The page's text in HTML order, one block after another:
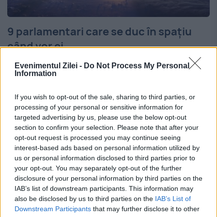
Evenimentul Zilei - Do Not Process My Personal
Information
If you wish to opt-out of the sale, sharing to third parties, or
processing of your personal or sensitive information for
targeted advertising by us, please use the below opt-out
section to confirm your selection. Please note that after your
opt-out request is processed you may continue seeing
interest-based ads based on personal information utilized by
us or personal information disclosed to third parties prior to
your opt-out. You may separately opt-out of the further
disclosure of your personal information by third parties on the
IAB’s list of downstream participants. This information may
also be disclosed by us to third parties on the IAB’s List of
Downstream Participants that may further disclose it to other
9 parlamentari care se duc în spațiu
când vor ei
19 SEPTEMBRIE 2015
parlamentarii români. Nouă aleși fac parte
din... Subcomisia pentru Spațiu a
legislativului Parlamentul României este
prea mic și cu activități plictisitoare pentru
unii dintre aleșii noștri....